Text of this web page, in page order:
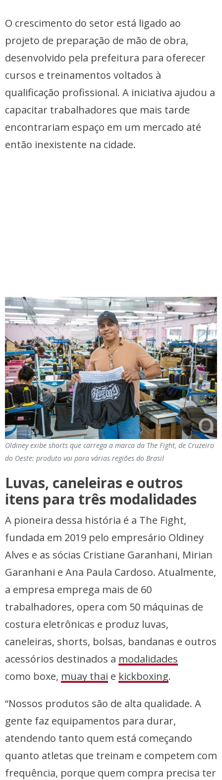
O crescimento do setor está ligado ao
projeto de preparação de mão de obra,
desenvolvido pela prefeitura para oferecer
cursos e treinamentos voltados à
qualificação profissional. A iniciativa ajudou a
capacitar trabalhadores que mais tarde
encontrariam espaço em um mercado até
então inexistente na cidade.
Oldiney exibe shorts que carrega a marca da The Fight, de Cruzeiro
do Oeste: produto vai para várias regiões do Brasil
Luvas, caneleiras e outros
itens para três modalidades
A pioneira dessa história é a The Fight,
fundada em 2019 pelo empresário Oldiney
Alves e as sócias Cristiane Garanhani, Mirian
Garanhani e Ana Paula Cardoso. Atualmente,
a empresa emprega mais de 60
trabalhadores, opera com 50 máquinas de
costura eletrônicas e produz luvas,
caneleiras, shorts, bolsas, bandanas e outros
acessórios destinados a modalidades
como boxe, muay thai e kickboxing.
“Nossos produtos são de alta qualidade. A
gente faz equipamentos para durar,
atendendo tanto quem está começando
quanto atletas que treinam e competem com
frequência, porque quem compra precisa ter